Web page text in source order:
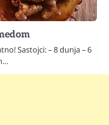
Sastojci: – 8 dunja – 6